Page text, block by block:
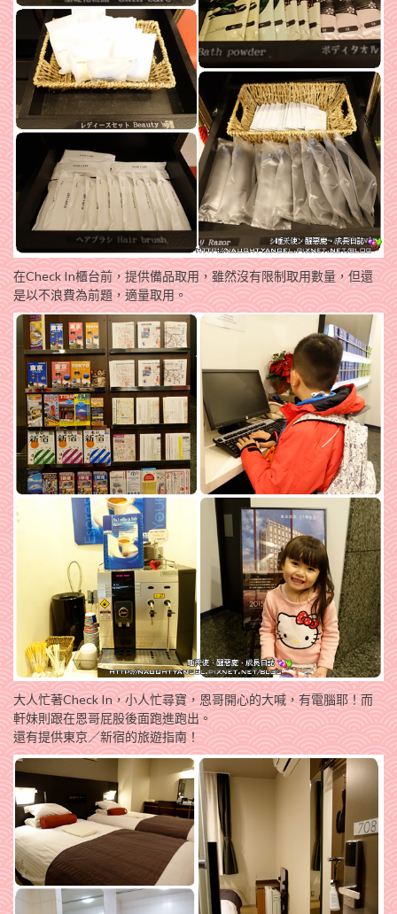
在Check In櫃台前，提供備品取用，雖然沒有限制取用數量，但還
是以不浪費為前題，適量取用。
大人忙著Check In，小人忙尋寶，恩哥開心的大喊，有電腦耶！而
軒妹則跟在恩哥屁股後面跑進跑出。
還有提供東京／新宿的旅遊指南！